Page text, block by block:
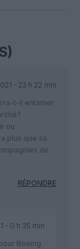
- 23 h 22 min
t-il entamer
ou
plus que sa
de
RÉPONDRE
- 0 h 35 min
Boeing